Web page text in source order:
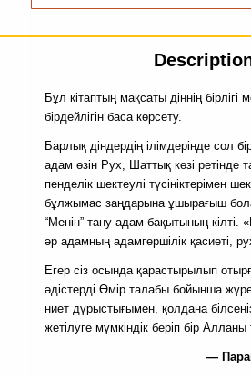
Бұл кітаптың мақсаты діннің бірлігі
бірдейлігін баса көрсету.
Барлық діндердің ілімдерінде сол
адам өзін Рух, Шаттық көзі ретінде
пенделік шектеулі түсініктерімен
бұлжымас заңдарына ұшырағыш
“Менін” тану адам бақытының кілті.
әр адамның адамгершілік қасиеті,
Егер сіз осында қарастырылып
әдістерді Өмір талабы бойынша
ниет дұрыстығымен, қолдана
жетiлуге мүмкiндiк беріп бiр Алланы
—